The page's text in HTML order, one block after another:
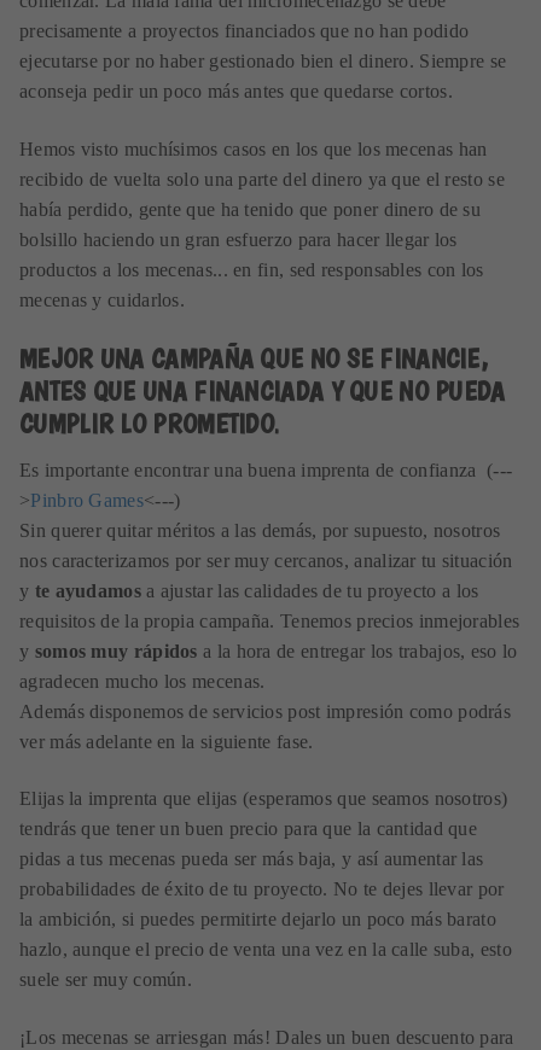
precisamente a proyectos financiados que no han podido
ejecutarse por no haber gestionado bien el dinero. Siempre se
aconseja pedir un poco más antes que quedarse cortos.
Hemos visto muchísimos casos en los que los mecenas han
recibido de vuelta solo una parte del dinero ya que el resto se
había perdido, gente que ha tenido que poner dinero de su
bolsillo haciendo un gran esfuerzo para hacer llegar los
productos a los mecenas... en fin, sed responsables con los
mecenas y cuidarlos.
MEJOR UNA CAMPAÑA QUE NO SE FINANCIE,
ANTES QUE UNA FINANCIADA Y QUE NO PUEDA
CUMPLIR LO PROMETIDO.
Es importante encontrar una buena imprenta de confianza (---
>Pinbro Games<---)
Sin querer quitar méritos a las demás, por supuesto, nosotros
nos caracterizamos por ser muy cercanos, analizar tu situación
y te ayudamosa ajustar las calidades de tu proyecto a los
requisitos de la propia campaña. Tenemos precios inmejorables
y somos muy rápidos a la hora de entregar los trabajos, eso lo
agradecen mucho los mecenas.
Además disponemos de servicios post impresión como podrás
ver más adelante en la siguiente fase.
Elijas la imprenta que elijas (esperamos que seamos nosotros)
tendrás que tener un buen precio para que la cantidad que
pidas a tus mecenas pueda ser más baja, y así aumentar las
probabilidades de éxito de tu proyecto. No te dejes llevar por
la ambición, si puedes permitirte dejarlo un poco más barato
hazlo, aunque el precio de venta una vez en la calle suba, esto
suele ser muy común.
¡Los mecenas se arriesgan más! Dales un buen descuento para